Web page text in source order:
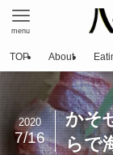
menu
TOP About
かそ
らで
2020
7/16